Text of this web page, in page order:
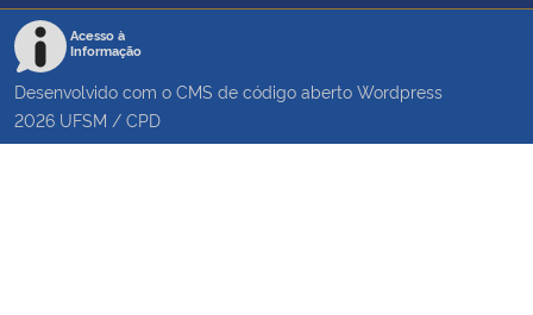
Acesso à
Informação
Desenvolvido com o CMS de código aberto Wordpress
2026 UFSM / CPD